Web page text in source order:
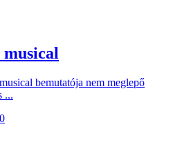
bemutatója nem meglepő
...